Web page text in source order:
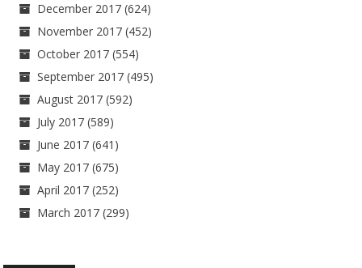
December 2017 (624)
November 2017 (452)
October 2017 (554)
September 2017 (495)
August 2017 (592)
July 2017 (589)
June 2017 (641)
May 2017 (675)
April 2017 (252)
March 2017 (299)